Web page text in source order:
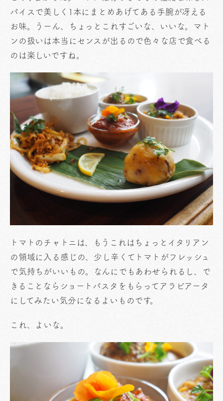
パイスで美しく1本にまとめあげてある手腕が冴える
お味。うーん、ちょっとこれすごいな、いいな。マト
ンの扱いは本当にセンスが出るので色々な店で食べる
のは楽しいですね。
トマトのチャトニは、もうこれはちょっとイタリアン
の領域に入る感じの、少し辛くてトマトがフレッシュ
で気持ちがいいもの。なんにでもあわせられるし、で
きることならショートパスタをもらってアラビアータ
にしてみたい気分になるよいものです。
これ、よいな。